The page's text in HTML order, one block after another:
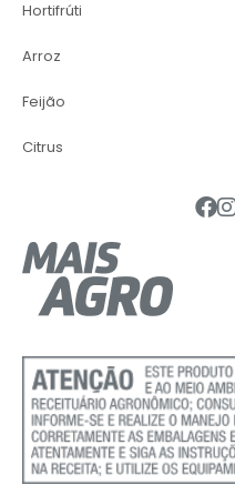
Hortifrúti
Arroz
Feijão
Citrus